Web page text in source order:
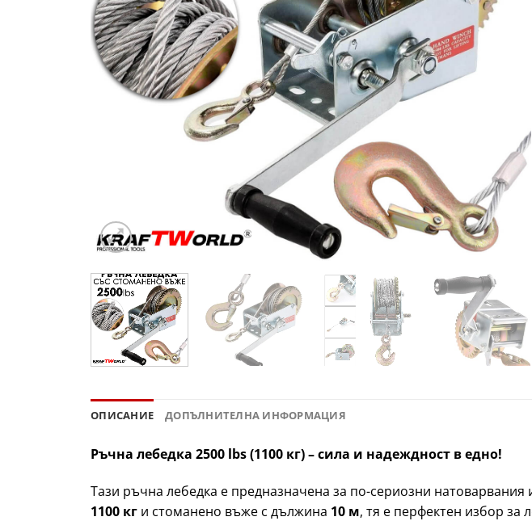
ОПИСАНИЕ ДОПЪЛНИТЕЛНА ИНФОРМАЦИЯ
Ръчна лебедка 2500 lbs (1100 кг) – сила и надеждност в едно!
Тази ръчна лебедка е предназначена за по-сериозни натоварвания
1100 кг и стоманено въже с дължина 10 м, тя е перфектен избор за